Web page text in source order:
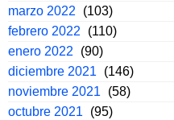
marzo 2022
(103)
febrero 2022
(110)
enero 2022
(90)
diciembre 2021
(146)
noviembre 2021
(58)
octubre 2021
(95)